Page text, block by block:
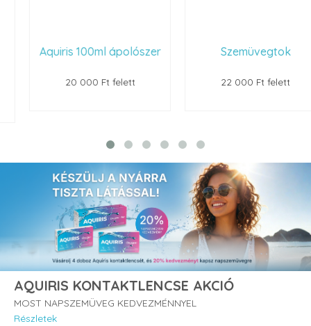
Aquiris 100ml ápolószer
20 000 Ft felett
Szemüvegtok
22 000 Ft felett
AQUIRIS KONTAKTLENCSE AKCIÓ
MOST NAPSZEMÜVEG KEDVEZMÉNNYEL
Részletek